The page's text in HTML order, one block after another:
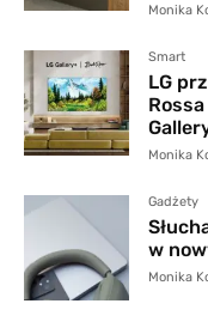
Monika
Smart
LG
Monika
Gadżety
w
Monika